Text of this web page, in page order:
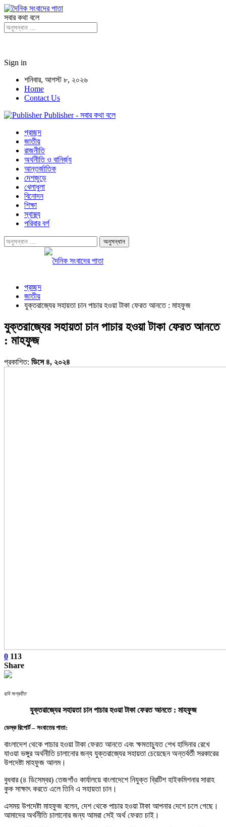
সবার কথা বলে
Sign in
শনিবার, আগস্ট ৮, ২০২৬
Home
Contact Us
Publisher - সবার কথা বলে
প্রচ্ছদ
জাতীয়
রাজনীতি
অর্থনীতি ও বানির্জ্য
আন্তর্জাতিক
দেশজুড়ে
খেলাধুলা
বিনোদন
শিক্ষা
স্বাস্থ্য
পরিবার বর্গ
প্রচ্ছদ
জাতীয়
যুক্তরাজ্যের সহায়তা চান পাচার হওয়া টাকা ফেরত আনতে : মাহফুজ
যুক্তরাজ্যের সহায়তা চান পাচার হওয়া টাকা ফেরত আনতে
: মাহফুজ
প্রকাশিত: ডিসে ৪, ২০২৪
0 113
Share
ছবি সংগ্রহীত
যুক্তরাজ্যের সহায়তা চান পাচার হওয়া টাকা ফেরত আনতে : মাহফুজ
ডেস্ক রিপোর্ট – সংবাতের পাতা:
বাংলাদেশ থেকে পাচার হওয়া টাকা ফেরত আনতে এবং ক্ষমতাচ্যুত শেখ হাসিনার রেখে
যাওয়া ভঙ্গুর অর্থনীতি চালানোর জন্য যুক্তরাজ্যের সহায়তা চেয়েছেন অন্তর্বর্তী সরকারের
উপদেষ্টা মাহফুজ আলম।
বুধবার (৪ ডিসেম্বর) তেজগাঁও কার্যালয়ে বাংলাদেশে নিযুক্ত ব্রিটিশ হাইকমিশনার সারাহ
কুক সাক্ষাৎ করতে এলে তিনি এ সহায়তা চান।
এসময় উপদেষ্টা মাহফুজ বলেন, দেশ থেকে পাচার হওয়া টাকা আপনার দেশে চলে গেছে।
আমাদের অর্থনীতি চালানোর জন্য আমরা সেই অর্থ ফেরত চাই।